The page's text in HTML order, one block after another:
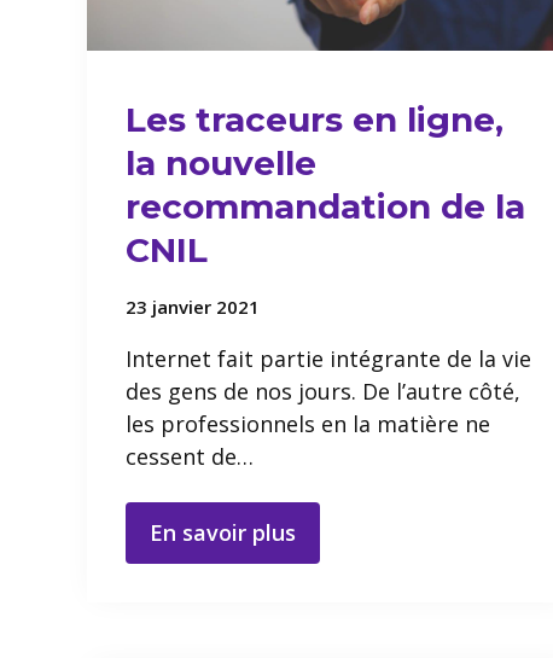
Les traceurs en ligne,
la nouvelle
recommandation de la
CNIL
23 janvier 2021
Internet fait partie intégrante de la vie
des gens de nos jours. De l’autre côté,
les professionnels en la matière ne
cessent de…
En savoir plus